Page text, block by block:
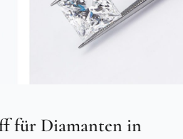
für Diamanten in